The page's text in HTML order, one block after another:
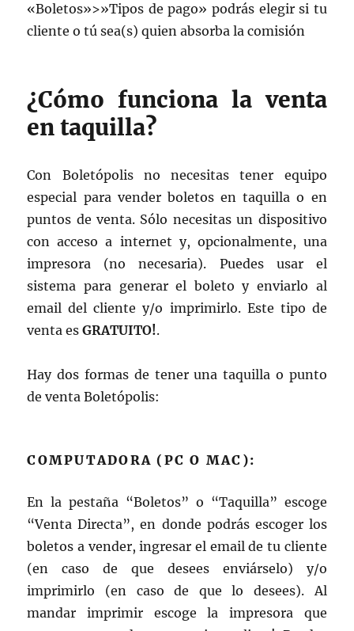
«Boletos»>»Tipos de pago» podrás elegir si tu
cliente o tú sea(s) quien absorba la comisión
¿Cómo funciona la venta
en taquilla?
Con Boletópolis no necesitas tener equipo
especial para vender boletos en taquilla o en
puntos de venta. Sólo necesitas un dispositivo
con acceso a internet y, opcionalmente, una
impresora (no necesaria). Puedes usar el
sistema para generar el boleto y enviarlo al
email del cliente y/o imprimirlo. Este tipo de
venta esGRATUITO!.
Hay dos formas de tener una taquilla o punto
de venta Boletópolis:
COMPUTADORA (PC O MAC):
En la pestaña “Boletos” o “Taquilla” escoge
“Venta Directa”, en donde podrás escoger los
boletos a vender, ingresar el email de tu cliente
(en caso de que desees enviárselo) y/o
imprimirlo (en caso de que lo desees). Al
mandar imprimir escoge la impresora que